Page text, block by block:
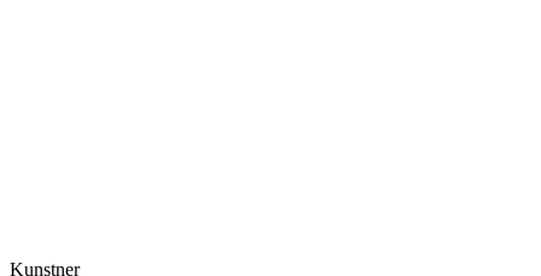
Kunstner